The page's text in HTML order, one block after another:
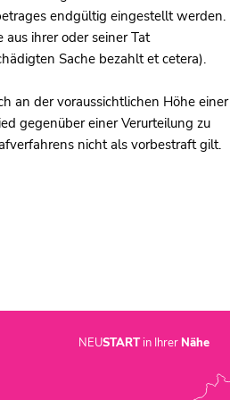
endgültig eingestellt werden.
ihrer oder seiner Tat
Sache bezahlt et cetera).
an der voraussichtlichen Höhe einer
gegenüber einer Verurteilung zu
nicht als vorbestraft gilt.
NEUSTARTin Ihrer Nähe